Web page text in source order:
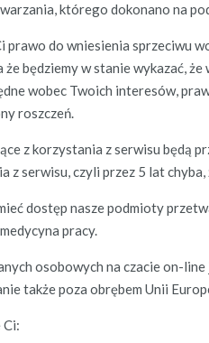
którego doko­nano na
pra­wo do wniesienia sprze­ci­wu
że będziemy w stanie wykazać,
wobec Twoich interesów,
roszczeń.
z korzys­ta­nia z ser­wisu będą
z ser­wisu, czyli przez 5 lat
dostęp nasze pod­mio­ty
pracy.
osobowych na cza­cie on-
także poza obrębem Unii
Ci: